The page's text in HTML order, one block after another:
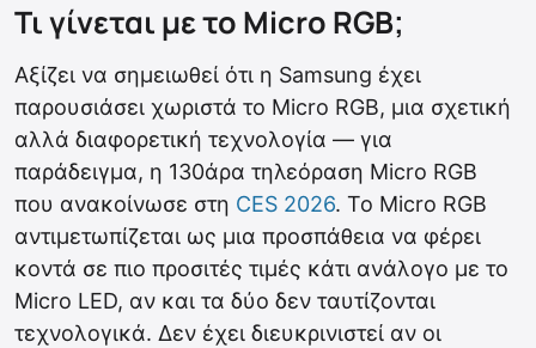
Τι γίνεται με το Micro RGB;
Αξίζει να σημειωθεί ότι η Samsung έχει
παρουσιάσει χωριστά το Micro RGB, μια σχετική
αλλά διαφορετική τεχνολογία — για
παράδειγμα, η 130άρα τηλεόραση Micro RGB
που ανακοίνωσε στη CES 2026. Το Micro RGB
αντιμετωπίζεται ως μια προσπάθεια να φέρει
κοντά σε πιο προσιτές τιμές κάτι ανάλογο με το
Micro LED, αν και τα δύο δεν ταυτίζονται
τεχνολογικά. Δεν έχει διευκρινιστεί αν οι